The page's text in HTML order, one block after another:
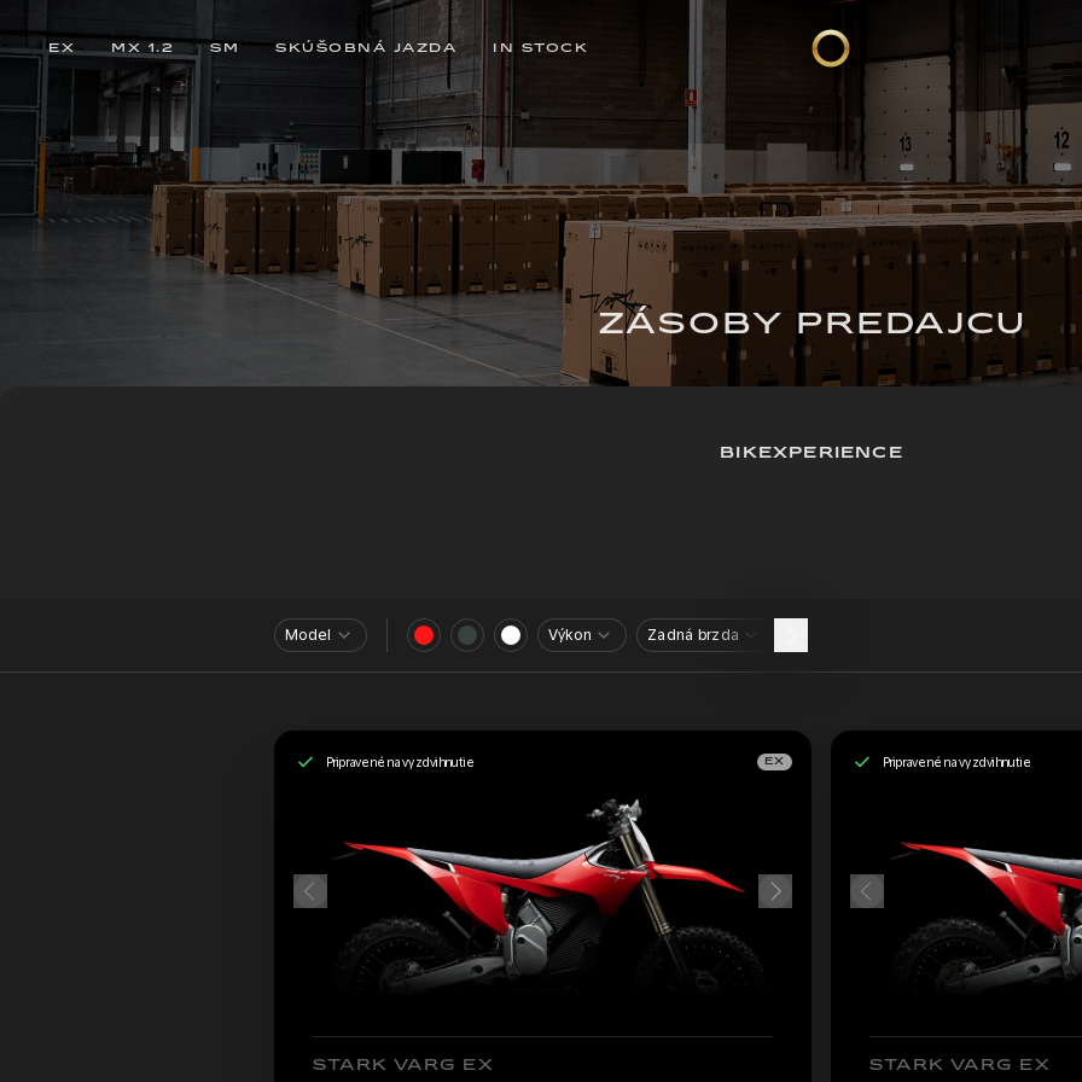
EX MX 1.2 SM SKÚŠOBNÁ JAZDA IN STOCK
ZÁSOBY PREDAJCU
BIKEXPERIENCE
Model Výkon Zadná brzda
Pripravené na vyzdvihnutie EX
STARK VARG EX
Pripravené na vyzdvihnutie
STARK VARG EX